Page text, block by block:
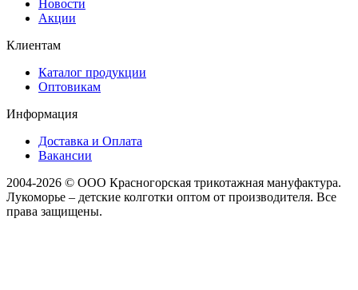
Новости
Акции
Клиентам
Каталог продукции
Оптовикам
Информация
Доставка и Оплата
Вакансии
2004-2026 © ООО Красногорская трикотажная мануфактура.
Лукоморье – детские колготки оптом от производителя. Все
права защищены.